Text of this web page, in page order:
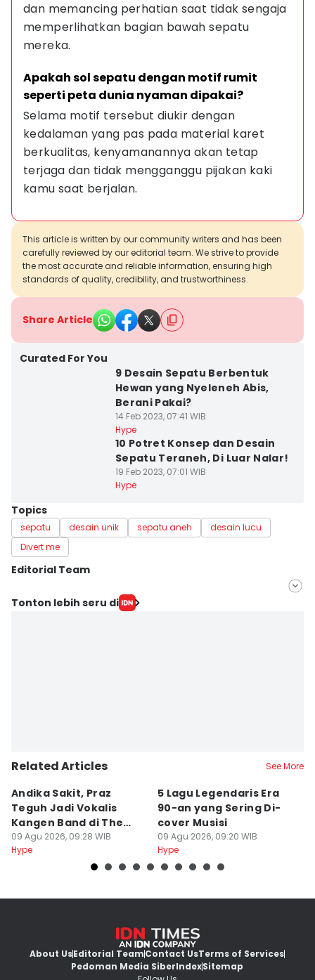
dan memancing perhatian saat tidak sengaja
memperlihatkan bagian bawah sepatu
mereka.
Apakah sol sepatu dengan motif rumit
seperti peta dunia nyaman dipakai?
Selama motif tersebut diukir dengan
kedalaman yang pas pada material karet
berkualitas, kenyamanannya akan tetap
terjaga dan tidak mengganggu pijakan kaki
kamu saat berjalan.
This article is written by our community writers and has been
carefully reviewed by our editorial team. We strive to provide
the most accurate and reliable information, ensuring high
standards of quality, credibility, and trustworthiness.
Share Article
Curated For You
9 Desain Sepatu Berbentuk
Hewan yang Nyeleneh Abis,
Berani Pakai?
14 Feb 2023, 07:41 WIB
Hype
10 Potret Konsep dan Desain
Sepatu Teraneh, Di Luar Nalar!
19 Feb 2023, 07:01 WIB
Hype
Topics
sepatu desain unik sepatu aneh
desain lucu
Divert me
Editorial Team
Editor
Tonton lebih seru di
Related Articles See More
Andika Sakit, Praz
Teguh Jadi Vokalis
Kangen Band di The
Sounds Project
09 Agu 2026, 09:28 WIB
Hype
5 Lagu Legendaris Era
90-an yang Sering Di-
cover Musisi
09 Agu 2026, 09:20 WIB
Hype
About UsEditorial TeamContact UsTerms of Services
Pedoman Media SiberIndexSitemap